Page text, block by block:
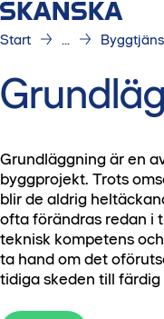
Start ...
Grundläggning är en
byggprojekt. Trots
blir de aldrig
ofta förändras redan i
teknisk kompetens
ta hand om det
tidiga skeden till färdig